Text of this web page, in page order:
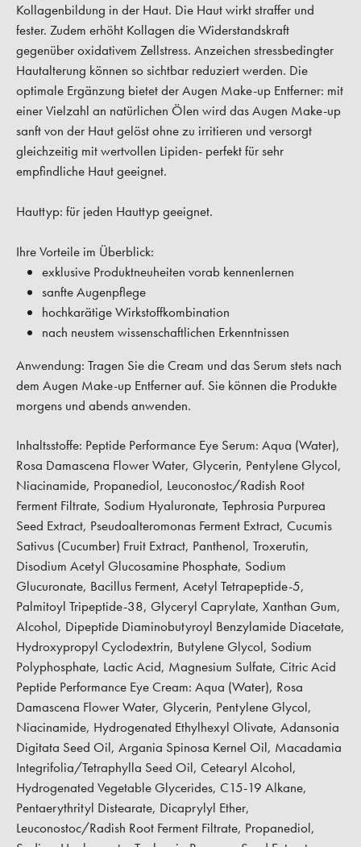
Kollagenbildung in der Haut. Die Haut wirkt straffer und
fester. Zudem erhöht Kollagen die Widerstandskraft
gegenüber oxidativem Zellstress. Anzeichen stressbedingter
Hautalterung können so sichtbar reduziert werden. Die
optimale Ergänzung bietet der Augen Make-up Entferner: mit
einer Vielzahl an natürlichen Ölen wird das Augen Make-up
sanft von der Haut gelöst ohne zu irritieren und versorgt
gleichzeitig mit wertvollen Lipiden- perfekt für sehr
empfindliche Haut geeignet.
Hauttyp: für jeden Hauttyp geeignet.
Ihre Vorteile im Überblick:
exklusive Produktneuheiten vorab kennenlernen
sanfte Augenpflege
hochkarätige Wirkstoffkombination
nach neustem wissenschaftlichen Erkenntnissen
Anwendung: Tragen Sie die Cream und das Serum stets nach
dem Augen Make-up Entferner auf. Sie können die Produkte
morgens und abends anwenden.
Inhaltsstoffe: Peptide Performance Eye Serum: Aqua (Water),
Rosa Damascena Flower Water, Glycerin, Pentylene Glycol,
Niacinamide, Propanediol, Leuconostoc/Radish Root
Ferment Filtrate, Sodium Hyaluronate, Tephrosia Purpurea
Seed Extract, Pseudoalteromonas Ferment Extract, Cucumis
Sativus (Cucumber) Fruit Extract, Panthenol, Troxerutin,
Disodium Acetyl Glucosamine Phosphate, Sodium
Glucuronate, Bacillus Ferment, Acetyl Tetrapeptide-5,
Palmitoyl Tripeptide-38, Glyceryl Caprylate, Xanthan Gum,
Alcohol, Dipeptide Diaminobutyroyl Benzylamide Diacetate,
Hydroxypropyl Cyclodextrin, Butylene Glycol, Sodium
Polyphosphate, Lactic Acid, Magnesium Sulfate, Citric Acid
Peptide Performance Eye Cream: Aqua (Water), Rosa
Damascena Flower Water, Glycerin, Pentylene Glycol,
Niacinamide, Hydrogenated Ethylhexyl Olivate, Adansonia
Digitata Seed Oil, Argania Spinosa Kernel Oil, Macadamia
Integrifolia/Tetraphylla Seed Oil, Cetearyl Alcohol,
Hydrogenated Vegetable Glycerides, C15-19 Alkane,
Pentaerythrityl Distearate, Dicaprylyl Ether,
Leuconostoc/Radish Root Ferment Filtrate, Propanediol,